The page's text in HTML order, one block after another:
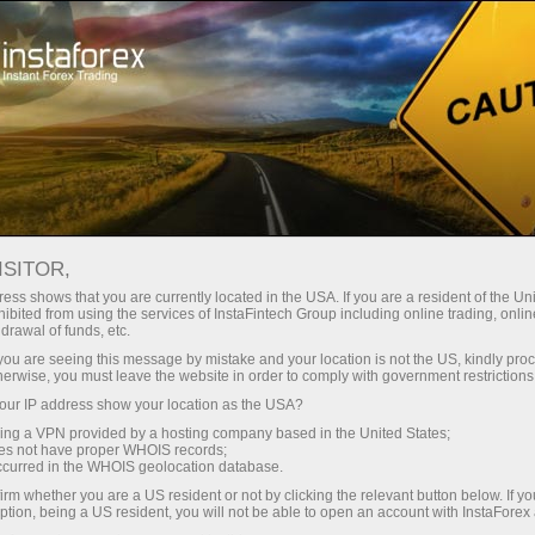
Con InstaForex obtiene acceso a
competitivas: apalancamiento de
hasta 1:5000, unos de los mejores
spreads y comisiones del
mercado, así como condiciones
atractivas para operar con
acciones e índices.
Spreads mínimos
Bono del 30%
en cada depósito
Velocidad
en el trading y en la pista
shows that you are currently located in the USA. If you are a resident of the
from using the services of InstaFintech Group including online trading,
of funds, etc.
are seeing this message by mistake and your location is not the US, kindly
you must leave the website in order to comply with government
IP address show your location as the USA?
a VPN provided by a hosting company based in the United States;
not have proper WHOIS records;
in the WHOIS geolocation database.
whether you are a US resident or not by clicking the relevant button below. If
being a US resident, you will not be able to open an account with InstaForex